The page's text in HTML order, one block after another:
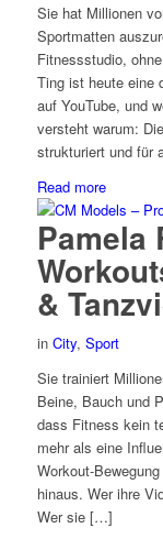
Sie hat Millionen
Sportmatten
Fitnessstudio,
Ting ist heute eine
auf YouTube, und
versteht warum:
strukturiert und für
Read more
Pamela
&
in City, Sport
Sie trainiert
Beine, Bauch und
dass Fitness kein
mehr als eine
Workout-
hinaus. Wer ihre
Wer sie […]